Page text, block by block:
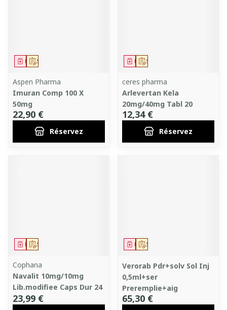
Sur prescription
Médicament
Aspen Pharma
Imuran Comp 100 X
50mg
22,90 €
Réservez
Sur prescription
Médicament
ceres pharma
Arlevertan Kela
20mg/40mg Tabl 20
12,34 €
Réservez
Sur prescription
Médicament
Cophana
Navalit 10mg/10mg
Lib.modifiee Caps Dur 24
23,99 €
Sur prescription
Médicament
Verorab Pdr+solv Sol Inj
0,5ml+ser
Preremplie+aig
65,30 €